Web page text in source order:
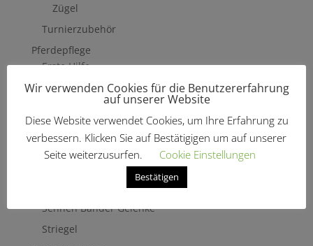
Zügel
Turnierzubehör
Pferdepflege
Erste Hilfe
Fliegenschutzmittel
Pferdewäsche
Putzzeug & Zubehör
Bürsten & Kardätschen
Sehnen Bänder Gelenke
Striegel
Wir verwenden Cookies für die Benutzererfahrung
auf unserer Website
Diese Website verwendet Cookies, um Ihre Erfahrung zu
verbessern. Klicken Sie auf Bestätigigen um auf unserer
Seite weiterzusurfen.
Cookie Einstellungen
Bestätigen